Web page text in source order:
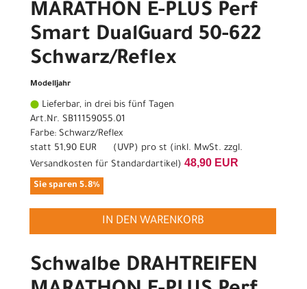
MARATHON E-PLUS Perf
Smart DualGuard 50-622
Schwarz/Reflex
Modelljahr
Lieferbar, in drei bis fünf Tagen
Art.Nr. SB11159055.01
Farbe: Schwarz/Reflex
statt 51,90 EUR ( UVP) pro st (inkl. MwSt. zzgl.
Versandkosten für Standardartikel) 48,90 EUR
Sie sparen 5.8%
IN DEN WARENKORB
Schwalbe DRAHTREIFEN